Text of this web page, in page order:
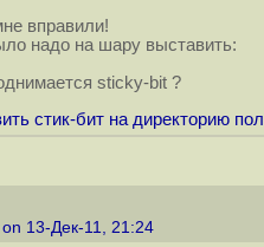
вправили!
надо на шару выставить:
sticky-bit ?
стик-бит на директорию
13-Дек-11, 21:24